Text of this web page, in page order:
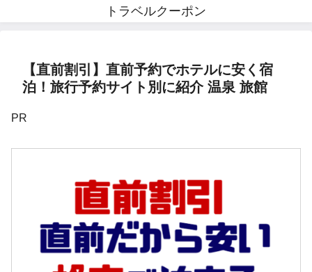
トラベルクーポン
【直前割引】直前予約でホテルに安く宿
泊！旅行予約サイト別に紹介 温泉 旅館
PR